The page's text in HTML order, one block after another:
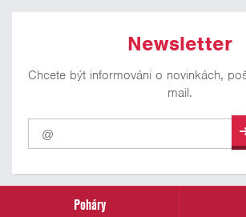
Newsletter
Chcete být informováni o novinkách,
mail.
Pro
odběr
našich
Poháry